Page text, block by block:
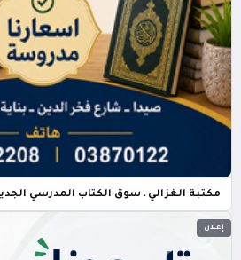
مكتبة الغزالي ـ سوق الكتاب المدرسي
إعلان